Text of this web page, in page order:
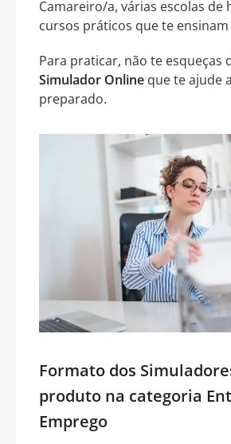
Camareiro/a, várias escolas de
cursos práticos que te
Para praticar, não te esqueças
Simulador Online que te ajude
preparado.
Formato dos
produto na categoria
Emprego